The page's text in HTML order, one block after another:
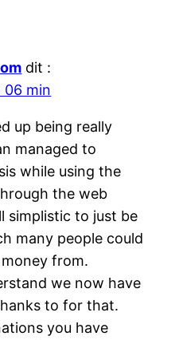
dit :
06 min
up being really
managed to
while using the
the web
simplistic to just be
many people could
from.
we now have
to for that.
you have